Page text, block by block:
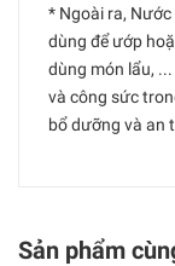
* Ngoài ra,
dùng để ướp
dùng món lẩu,
và công sức
bổ dưỡng và an
Sản phẩm